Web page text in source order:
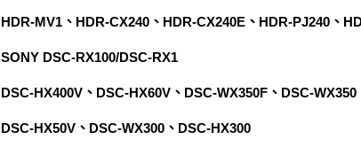
HDR-MV1、HDR-CX240、HDR-CX240E、HDR-PJ240、
SONY DSC-RX100/DSC-RX1
DSC-HX400V、DSC-HX60V、DSC-WX350F、DSC-
DSC-HX50V、DSC-WX300、DSC-HX300